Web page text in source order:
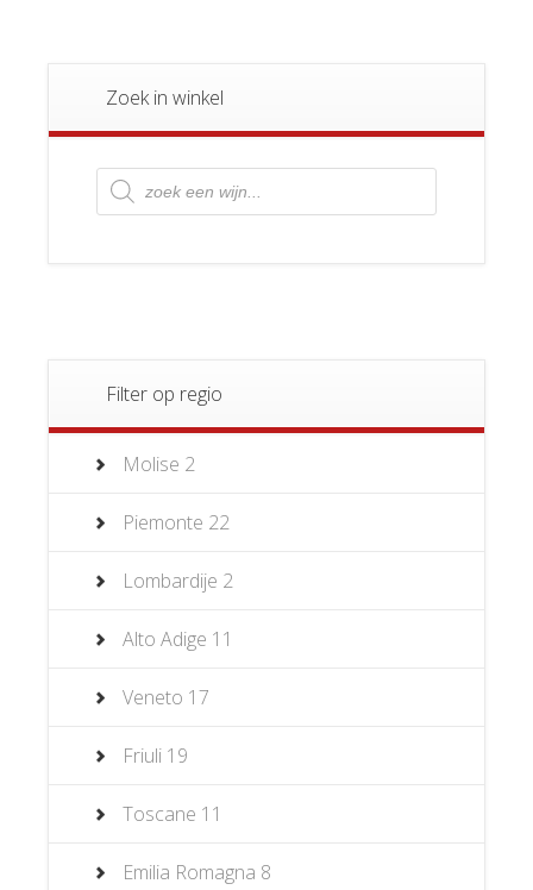
Zoek in winkel
Producten
zoeken
Filter op regio
Molise 2
Piemonte 22
Lombardije 2
Alto Adige 11
Veneto 17
Friuli 19
Toscane 11
Emilia Romagna 8